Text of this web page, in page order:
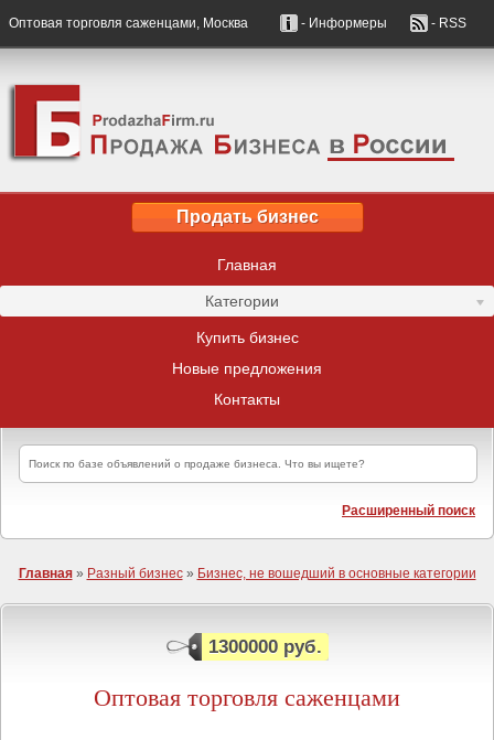
Оптовая торговля саженцами, Москва - Информеры - RSS
Продать бизнес
Главная
Категории
Купить бизнес
Новые предложения
Контакты
Расширенный поиск
Главная» Разный бизнес» Бизнес, не вошедший в основные категории
1300000 руб.
Оптовая торговля саженцами